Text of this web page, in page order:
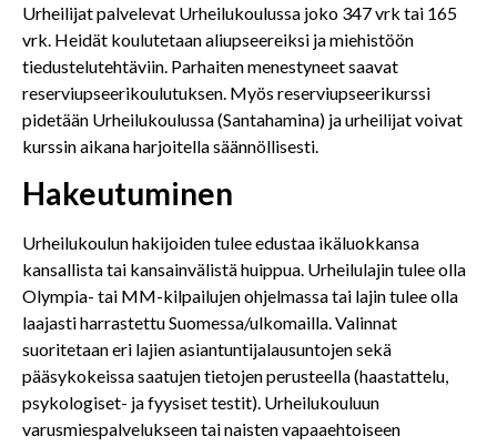
Urheilijat palvelevat Urheilukoulussa joko 347 vrk tai 165
vrk. Heidät koulutetaan aliupseereiksi ja miehistöön
tiedustelutehtäviin. Parhaiten menestyneet saavat
reserviupseerikoulutuksen. Myös reserviupseerikurssi
pidetään Urheilukoulussa (Santahamina) ja urheilijat voivat
kurssin aikana harjoitella säännöllisesti.
Hakeutuminen
Urheilukoulun hakijoiden tulee edustaa ikäluokkansa
kansallista tai kansainvälistä huippua. Urheilulajin tulee olla
Olympia- tai MM-kilpailujen ohjelmassa tai lajin tulee olla
laajasti harrastettu Suomessa/ulkomailla. Valinnat
suoritetaan eri lajien asiantuntijalausuntojen sekä
pääsykokeissa saatujen tietojen perusteella (haastattelu,
psykologiset- ja fyysiset testit). Urheilukouluun
varusmiespalvelukseen tai naisten vapaaehtoiseen